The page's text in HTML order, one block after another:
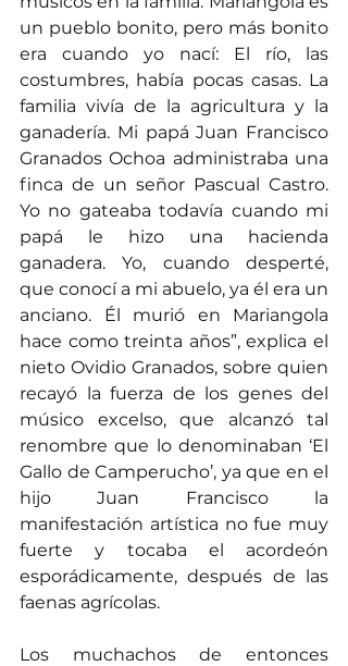
un pueblo bonito, pero más bonito
era cuando yo nací: El río, las
costumbres, había pocas casas. La
familia vivía de la agricultura y la
ganadería. Mi papá Juan Francisco
Granados Ochoa administraba una
finca de un señor Pascual Castro.
Yo no gateaba todavía cuando mi
papá le hizo una hacienda
ganadera. Yo, cuando desperté,
que conocí a mi abuelo, ya él era un
anciano. Él murió en Mariangola
hace como treinta años”, explica el
nieto Ovidio Granados, sobre quien
recayó la fuerza de los genes del
músico excelso, que alcanzó tal
renombre que lo denominaban ‘El
Gallo de Camperucho’, ya que en el
hijo Juan Francisco la
manifestación artística no fue muy
fuerte y tocaba el acordeón
esporádicamente, después de las
faenas agrícolas.
Los muchachos de entonces